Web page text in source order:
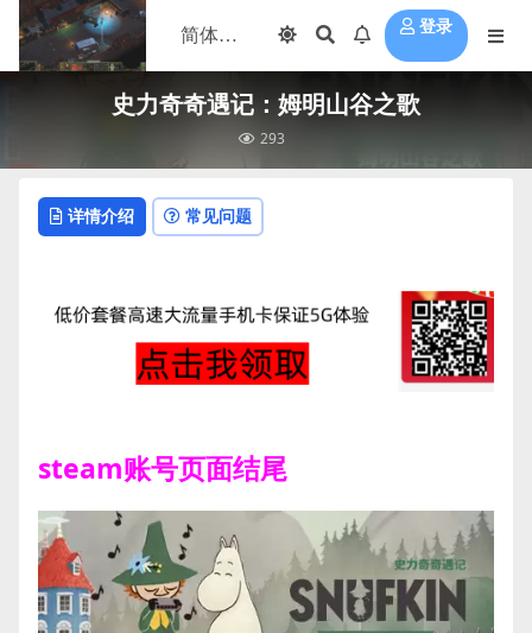
登录
史力奇奇遇记：姆明山谷之歌
293
详情介绍 常见问题
steam账号页面结尾